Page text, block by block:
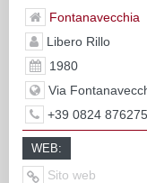
Fontanavecchia
Libero Rillo
1980
Via
+39 0824 876275
WEB:
Sito web